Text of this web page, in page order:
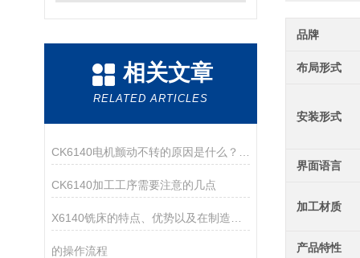
相关文章
RELATED ARTICLES
CK6140加工工序需要注意的几点
的操作流程
品牌
布局形式
安装形式
界面语言
加工材质
产品特性